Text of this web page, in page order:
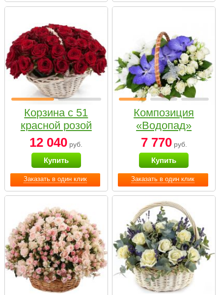
Заказать в один клик
Корзина с 51
красной розой
12 040 руб.
Купить
Заказать в один клик
Композиция
«Водопад»
7 770руб.
Купить